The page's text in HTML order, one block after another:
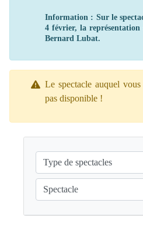
Information : Sur le
4 février, la représentation
Bernard Lubat.
Le spectacle auquel
pas disponible !